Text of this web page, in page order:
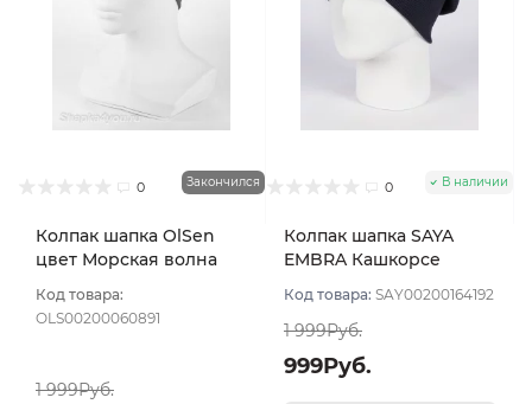
0 Закончился
Колпак шапка OlSen
цвет Морская волна
Код товара:
OLS00200060891
1 999Руб.
0 В наличии
Колпак шапка SAYA
EMBRA Кашкорсе
тёмный
Код товара: SAY00200164192
1 999Руб.
999Руб.